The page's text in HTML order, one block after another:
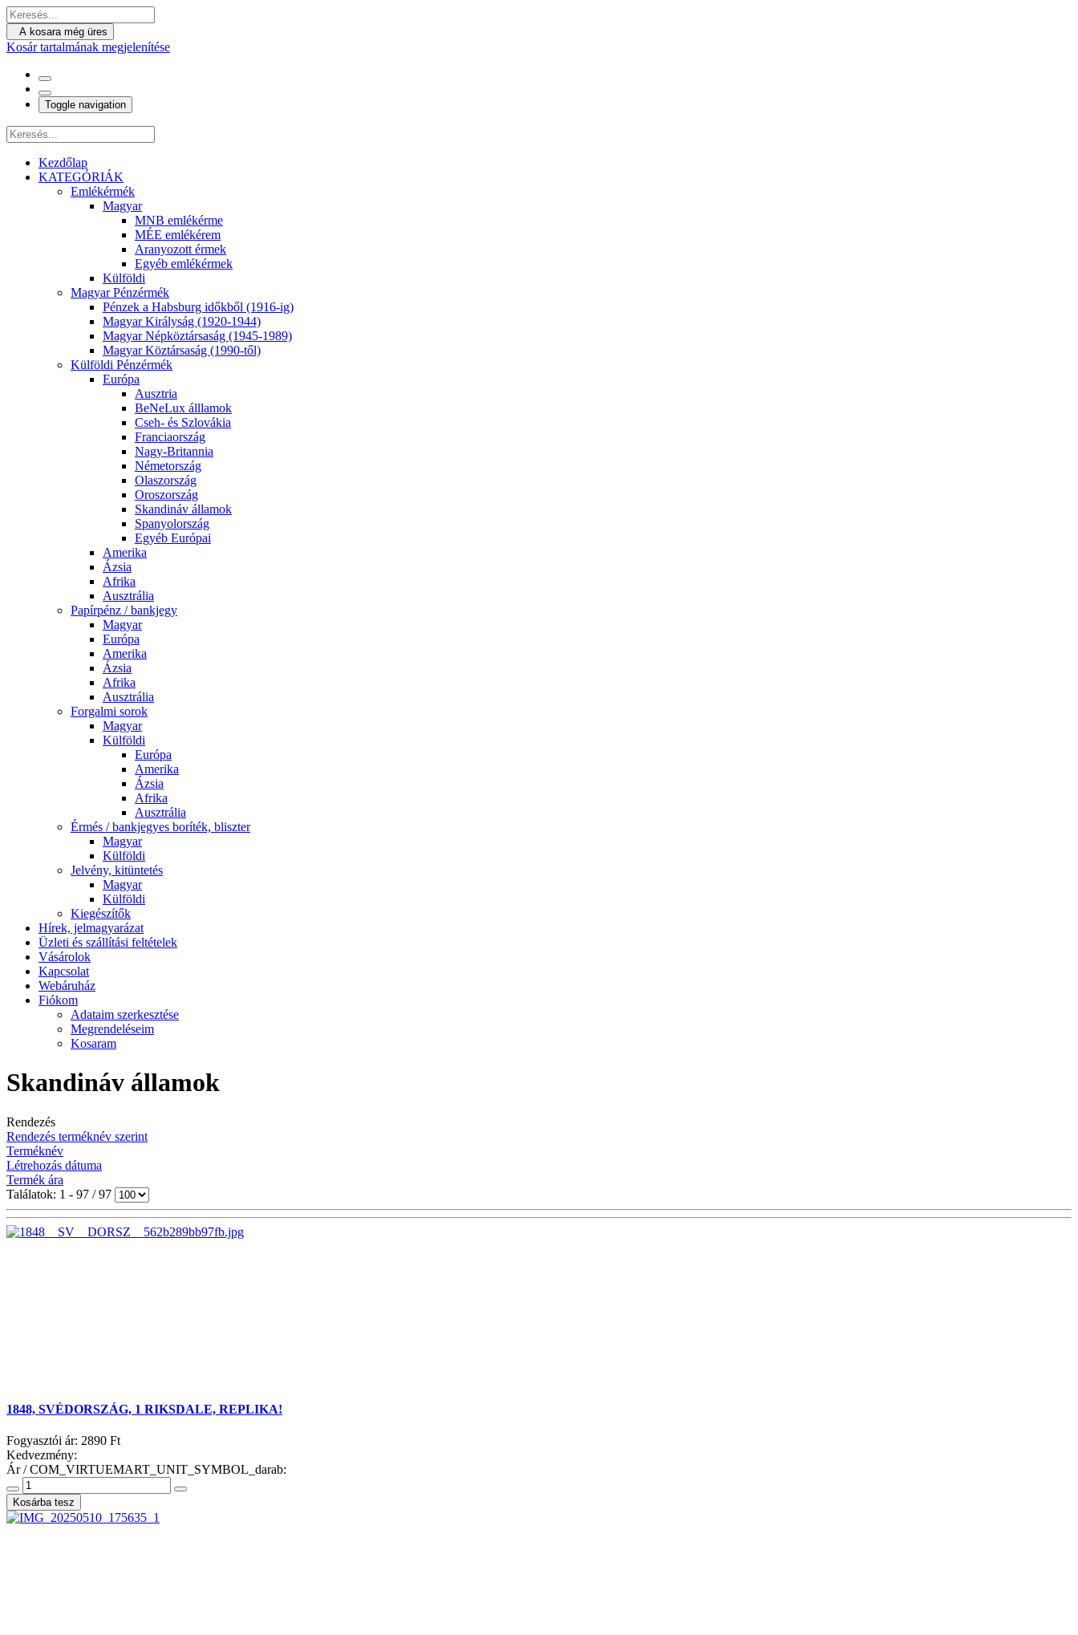
A kosara még üres
Kosár tartalmának megjelenítése
Toggle navigation
Kezdőlap
KATEGÓRIÁK
Emlékérmék
Magyar
MNB emlékérme
MÉE emlékérem
Aranyozott érmek
Egyéb emlékérmek
Külföldi
Magyar Pénzérmék
Pénzek a Habsburg időkből (1916-ig)
Magyar Királyság (1920-1944)
Magyar Népköztársaság (1945-1989)
Magyar Köztársaság (1990-től)
Külföldi Pénzérmék
Európa
Ausztria
BeNeLux álllamok
Cseh- és Szlovákia
Franciaország
Nagy-Britannia
Németország
Olaszország
Oroszország
Skandináv államok
Spanyolország
Egyéb Európai
Amerika
Ázsia
Afrika
Ausztrália
Papírpénz / bankjegy
Magyar
Európa
Amerika
Ázsia
Afrika
Ausztrália
Forgalmi sorok
Magyar
Külföldi
Európa
Amerika
Ázsia
Afrika
Ausztrália
Érmés / bankjegyes boríték, bliszter
Magyar
Külföldi
Jelvény, kitüntetés
Magyar
Külföldi
Kiegészítők
Hírek, jelmagyarázat
Üzleti és szállítási feltételek
Vásárolok
Kapcsolat
Webáruház
Fiókom
Adataim szerkesztése
Megrendeléseim
Kosaram
Skandináv államok
Rendezés
Rendezés terméknév szerint
Terméknév
Létrehozás dátuma
Termék ára
Találatok: 1 - 97 / 97
1848, SVÉDORSZÁG, 1 RIKSDALE, REPLIKA!
Fogyasztói ár: 2890 Ft
Kedvezmény:
Ár / COM_VIRTUEMART_UNIT_SYMBOL_darab: